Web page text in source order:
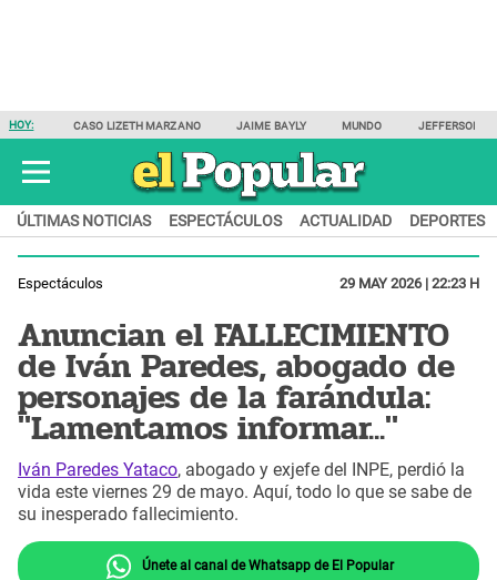
HOY: CASO LIZETH MARZANO JAIME BAYLY MUNDO JEFFERSON
ÚLTIMAS NOTICIAS ESPECTÁCULOS ACTUALIDAD DEPORTES
Espectáculos 29 MAY 2026 | 22:23 H
Anuncian el FALLECIMIENTO
de Iván Paredes, abogado de
personajes de la farándula:
"Lamentamos informar..."
Iván Paredes Yataco, abogado y exjefe del INPE, perdió la
vida este viernes 29 de mayo. Aquí, todo lo que se sabe de
su inesperado fallecimiento.
Únete al canal de Whatsapp de El Popular